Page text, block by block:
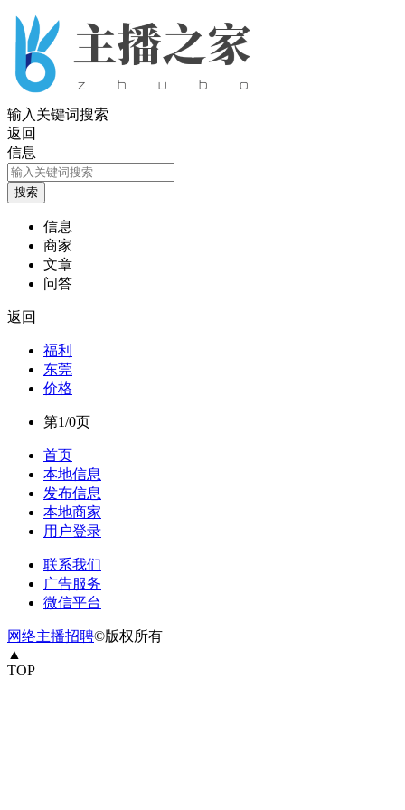
输入关键词搜索
返回
信息
信息
商家
文章
问答
返回
福利
东莞
价格
第1/0页
首页
本地信息
发布信息
本地商家
用户登录
联系我们
广告服务
微信平台
网络主播招聘©版权所有
▲
TOP